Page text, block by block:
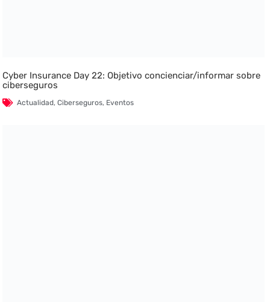
Cyber Insurance Day 22: Objetivo concienciar/informar sobre
ciberseguros
Actualidad,Ciberseguros, Eventos